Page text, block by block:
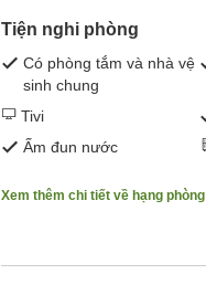
Tiện nghi phòng
Có phòng tắm và nhà vệ
sinh chung
Tivi
Ấm đun nước
Xem thêm chi tiết về hạng phòng